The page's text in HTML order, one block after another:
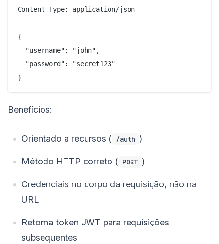
Content-Type: application/json
{
  "username": "john",
  "password": "secret123"
Benefícios:
Orientado a recursos ( /auth )
Método HTTP correto ( POST )
Credenciais no corpo da requisição, não na
URL
Retorna token JWT para requisições
subsequentes